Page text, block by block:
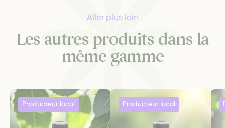
Aller plus loin
Les autres produits dans la
même gamme